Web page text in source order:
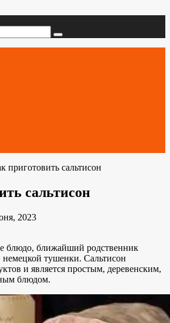
приготовить сальтисон
сальтисон
2023
блюдо, ближайший родственник
тушенки. Сальтисон
и является простым, деревенским,
блюдом.